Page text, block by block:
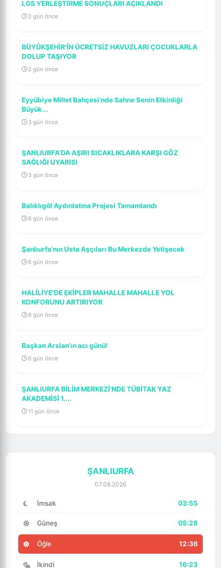
LGS YERLEŞTİRME SONUÇLARI AÇIKLANDI
2 gün önce
BÜYÜKŞEHİR'İN ÜCRETSİZ HAVUZLARI ÇOCUKLARLA
DOLUP TAŞIYOR
2 gün önce
Eyyübiye Millet Bahçesi’nde Sahne Senin Etkinliği
Büyük...
3 gün önce
ŞANLIURFA’DA AŞIRI SICAKLIKLARA KARŞI GÖZ
SAĞLIĞI UYARISI
3 gün önce
Balıklıgöl Aydınlatma Projesi Tamamlandı
6 gün önce
Şanlıurfa’nın Usta Aşçıları Bu Merkezde Yetişecek
6 gün önce
HALİLİYE’DE EKİPLER MAHALLE MAHALLE YOL
KONFORUNU ARTIRIYOR
6 gün önce
Başkan Arslan’ın acı günü!
6 gün önce
ŞANLIURFA BİLİM MERKEZİ'NDE TÜBİTAK YAZ
AKADEMİSİ 1....
11 gün önce
ŞANLIURFA
07.08.2026
İmsak 03:55
Güneş 05:28
Öğle 12:36
İkindi 16:23